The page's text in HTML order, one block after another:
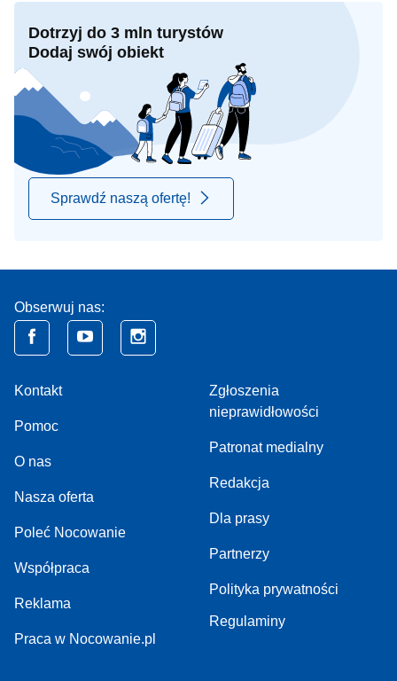
Dotrzyj do 3 mln turystów
Dodaj swój obiekt
Sprawdź naszą ofertę!
Obserwuj nas:
Kontakt
Pomoc
O nas
Nasza oferta
Poleć Nocowanie
Współpraca
Reklama
Praca w Nocowanie.pl
Zgłoszenia
nieprawidłowości
Patronat medialny
Redakcja
Dla prasy
Partnerzy
Polityka prywatności
Regulaminy